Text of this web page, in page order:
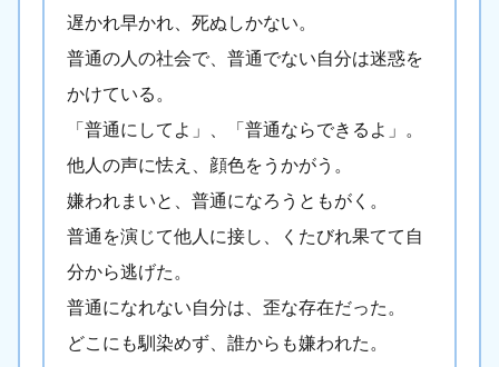
遅かれ早かれ、死ぬしかない。
普通の人の社会で、普通でない自分は迷惑を
かけている。
「普通にしてよ」、「普通ならできるよ」。
他人の声に怯え、顔色をうかがう。
嫌われまいと、普通になろうともがく。
普通を演じて他人に接し、くたびれ果てて自
分から逃げた。
普通になれない自分は、歪な存在だった。
どこにも馴染めず、誰からも嫌われた。